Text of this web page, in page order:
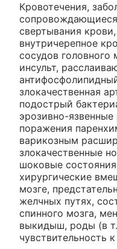
Кровотечения,
свертывания
внутричерепное
сосудов головного
инсульт,
злокачественная
подострый
эрозивно-
поражения
варикозным
злокачественные
шоковые
хирургические
мозге,
желчных путях,
спинного мозга,
выкидыш, роды (в
чувствительность